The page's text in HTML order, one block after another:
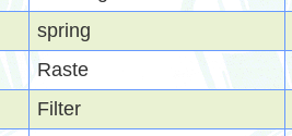
spring
Raste
Filter